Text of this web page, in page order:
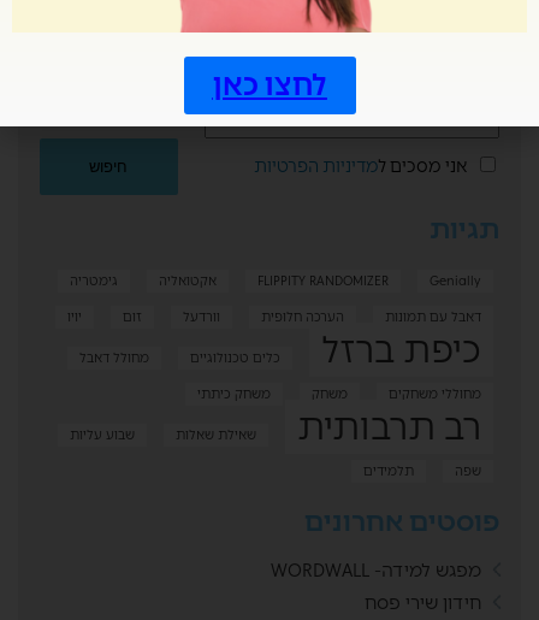
אני מסכים למדיניות הפרטיות
תגיות
FLIPPITY RANDOMIZER Genially אקטואליה
גימטריה
דאבל עם תמונות
הערכה חלופית וורדעל זום יויו
כיפת ברזל כלים טכנולוגיים
מחולל דאבל
מחוללי משחקים
משחק משחק כיתתי
רב תרבותית שאילת שאלות
שבוע עליות
שפה
תלמידים
פוסטים אחרונים
מפגש למידה- WORDWALL
חידון שירי פסח
לחצו כאן